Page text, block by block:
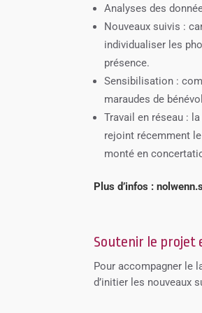
Analyses des
Nouveaux suivis :
individualiser les
présence.
Sensibilisation :
maraudes de
Travail en réseau :
rejoint récemment
monté en
Plus d’infos :
Soutenir le projet
Pour accompagner le
d’initier les nouveaux